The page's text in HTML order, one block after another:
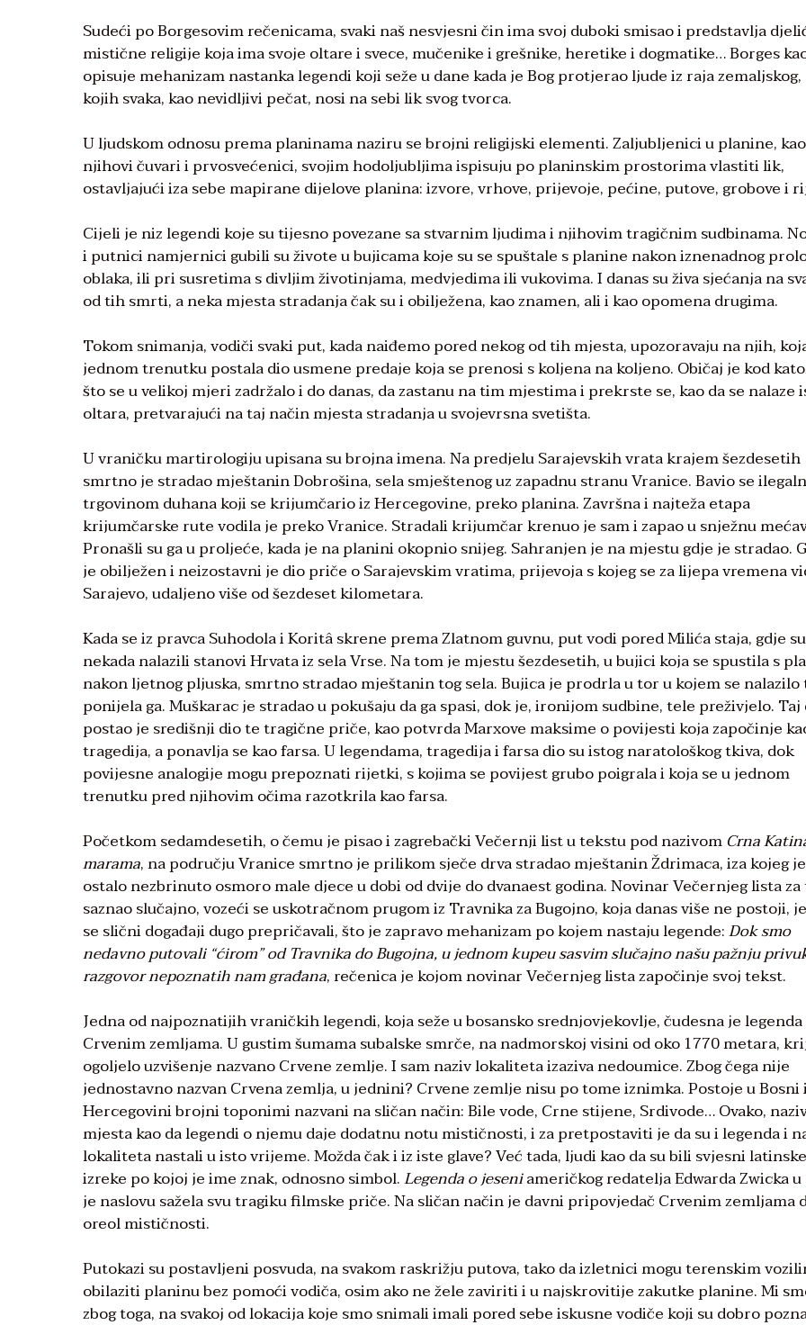
Sudeći po Borgesovim rečenicama, svaki naš nesvjesni čin ima svoj duboki smisao i predstavlja
mistične religije koja ima svoje oltare i svece, mučenike i grešnike, heretike i dogmatike… Borges
opisuje mehanizam nastanka legendi koji seže u dane kada je Bog protjerao ljude iz raja zemaljskog,
kojih svaka, kao nevidljivi pečat, nosi na sebi lik svog tvorca.
U ljudskom odnosu prema planinama naziru se brojni religijski elementi. Zaljubljenici u planine, kao
njihovi čuvari i prvosvećenici, svojim hodoljubljima ispisuju po planinskim prostorima vlastiti lik,
ostavljajući iza sebe mapirane dijelove planina: izvore, vrhove, prijevoje, pećine, putove, grobove i
Cijeli je niz legendi koje su tijesno povezane sa stvarnim ljudima i njihovim tragičnim sudbinama.
i putnici namjernici gubili su živote u bujicama koje su se spuštale s planine nakon iznenadnog
oblaka, ili pri susretima s divljim životinjama, medvjedima ili vukovima. I danas su živa sjećanja na
od tih smrti, a neka mjesta stradanja čak su i obilježena, kao znamen, ali i kao opomena drugima.
Tokom snimanja, vodiči svaki put, kada naiđemo pored nekog od tih mjesta, upozoravaju na njih,
jednom trenutku postala dio usmene predaje koja se prenosi s koljena na koljeno. Običaj je kod
što se u velikoj mjeri zadržalo i do danas, da zastanu na tim mjestima i prekrste se, kao da se nalaze
oltara, pretvarajući na taj način mjesta stradanja u svojevrsna svetišta.
U vraničku martirologiju upisana su brojna imena. Na predjelu Sarajevskih vrata krajem šezdesetih
smrtno je stradao mještanin Dobrošina, sela smještenog uz zapadnu stranu Vranice. Bavio se
trgovinom duhana koji se krijumčario iz Hercegovine, preko planina. Završna i najteža etapa
krijumčarske rute vodila je preko Vranice. Stradali krijumčar krenuo je sam i zapao u snježnu
Pronašli su ga u proljeće, kada je na planini okopnio snijeg. Sahranjen je na mjestu gdje je stradao.
je obilježen i neizostavni je dio priče o Sarajevskim vratima, prijevoja s kojeg se za lijepa vremena
Sarajevo, udaljeno više od šezdeset kilometara.
Kada se iz pravca Suhodola i Koritâ skrene prema Zlatnom guvnu, put vodi pored Milića staja, gdje
nekada nalazili stanovi Hrvata iz sela Vrse. Na tom je mjestu šezdesetih, u bujici koja se spustila s
nakon ljetnog pljuska, smrtno stradao mještanin tog sela. Bujica je prodrla u tor u kojem se
ponijela ga. Muškarac je stradao u pokušaju da ga spasi, dok je, ironijom sudbine, tele preživjelo.
postao je središnji dio te tragične priče, kao potvrda Marxove maksime o povijesti koja započinje
tragedija, a ponavlja se kao farsa. U legendama, tragedija i farsa dio su istog naratološkog tkiva, dok
povijesne analogije mogu prepoznati rijetki, s kojima se povijest grubo poigrala i koja se u jednom
trenutku pred njihovim očima razotkrila kao farsa.
Početkom sedamdesetih, o čemu je pisao i zagrebački Večernji list u tekstu pod nazivom Crna
marama, na području Vranice smrtno je prilikom sječe drva stradao mještanin Ždrimaca, iza kojeg je
ostalo nezbrinuto osmoro male djece u dobi od dvije do dvanaest godina. Novinar Večernjeg lista
saznao slučajno, vozeći se uskotračnom prugom iz Travnika za Bugojno, koja danas više ne postoji,
se slični događaji dugo prepričavali, što je zapravo mehanizam po kojem nastaju legende:Dok smo
nedavno putovali “ćirom” od Travnika do Bugojna, u jednom kupeu sasvim slučajno našu pažnju
razgovor nepoznatih nam građana, rečenica je kojom novinar Večernjeg lista započinje svoj tekst.
Jedna od najpoznatijih vraničkih legendi, koja seže u bosansko srednjovjekovlje, čudesna je
Crvenim zemljama. U gustim šumama subalske smrče, na nadmorskoj visini od oko 1770 metara,
ogoljelo uzvišenje nazvano Crvene zemlje. I sam naziv lokaliteta izaziva nedoumice. Zbog čega nije
jednostavno nazvan Crvena zemlja, u jednini? Crvene zemlje nisu po tome iznimka. Postoje u Bosni
Hercegovini brojni toponimi nazvani na sličan način: Bile vode, Crne stijene, Srdivode… Ovako,
mjesta kao da legendi o njemu daje dodatnu notu mističnosti, i za pretpostaviti je da su i legenda i
lokaliteta nastali u isto vrijeme. Možda čak i iz iste glave? Već tada, ljudi kao da su bili svjesni latinske
izreke po kojoj je ime znak, odnosno simbol.Legenda o jeseniameričkog redatelja Edwarda Zwicka
je naslovu sažela svu tragiku filmske priče. Na sličan način je davni pripovjedač Crvenim zemljama
oreol mističnosti.
Putokazi su postavljeni posvuda, na svakom raskrižju putova, tako da izletnici mogu terenskim
obilaziti planinu bez pomoći vodiča, osim ako ne žele zaviriti i u najskrovitije zakutke planine. Mi
zbog toga, na svakoj od lokacija koje smo snimali imali pored sebe iskusne vodiče koji su dobro